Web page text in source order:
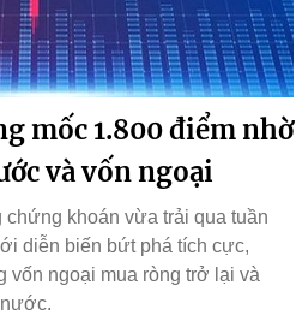
mốc 1.800 điểm nhờ
và vốn ngoại
chứng khoán vừa trải qua tuần
diễn biến bứt phá tích cực,
ngoại mua ròng trở lại và